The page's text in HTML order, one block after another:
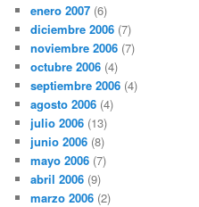
enero 2007 (6)
diciembre 2006 (7)
noviembre 2006 (7)
octubre 2006 (4)
septiembre 2006 (4)
agosto 2006 (4)
julio 2006 (13)
junio 2006 (8)
mayo 2006 (7)
abril 2006 (9)
marzo 2006 (2)